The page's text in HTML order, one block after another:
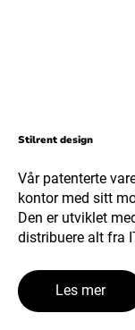
Stilrent design
Vår patenterte
kontor med sitt
Den er utviklet
distribuere alt fra
Les mer